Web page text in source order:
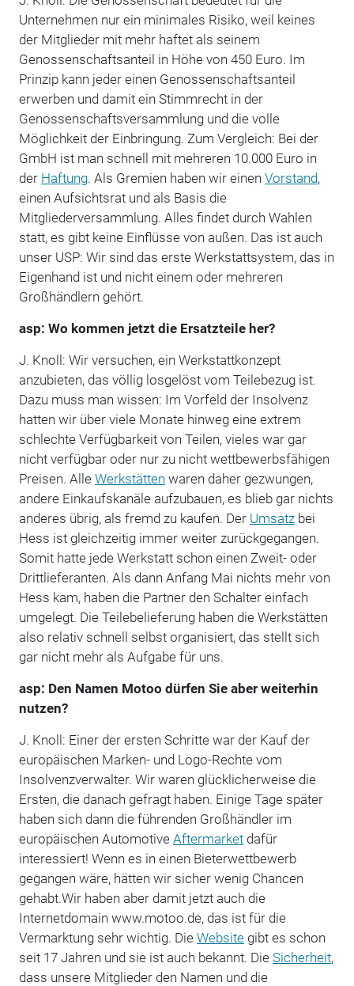
Unternehmen nur ein minimales Risiko, weil keines
der Mitglieder mit mehr haftet als seinem
Genossenschaftsanteil in Höhe von 450 Euro. Im
Prinzip kann jeder einen Genossenschaftsanteil
erwerben und damit ein Stimmrecht in der
Genossenschaftsversammlung und die volle
Möglichkeit der Einbringung. Zum Vergleich: Bei der
GmbH ist man schnell mit mehreren 10.000 Euro in
der Haftung. Als Gremien haben wir einen Vorstand,
einen Aufsichtsrat und als Basis die
Mitgliederversammlung. Alles findet durch Wahlen
statt, es gibt keine Einflüsse von außen. Das ist auch
unser USP: Wir sind das erste Werkstattsystem, das in
Eigenhand ist und nicht einem oder mehreren
Großhändlern gehört.
asp: Wo kommen jetzt die Ersatzteile her?
J. Knoll: Wir versuchen, ein Werkstattkonzept
anzubieten, das völlig losgelöst vom Teilebezug ist.
Dazu muss man wissen: Im Vorfeld der Insolvenz
hatten wir über viele Monate hinweg eine extrem
schlechte Verfügbarkeit von Teilen, vieles war gar
nicht verfügbar oder nur zu nicht wettbewerbsfähigen
Preisen. Alle Werkstätten waren daher gezwungen,
andere Einkaufskanäle aufzubauen, es blieb gar nichts
anderes übrig, als fremd zu kaufen. Der Umsatzbei
Hess ist gleichzeitig immer weiter zurückgegangen.
Somit hatte jede Werkstatt schon einen Zweit- oder
Drittlieferanten. Als dann Anfang Mai nichts mehr von
Hess kam, haben die Partner den Schalter einfach
umgelegt. Die Teilebelieferung haben die Werkstätten
also relativ schnell selbst organisiert, das stellt sich
gar nicht mehr als Aufgabe für uns.
asp: Den Namen Motoo dürfen Sie aber weiterhin
nutzen?
J. Knoll: Einer der ersten Schritte war der Kauf der
europäischen Marken- und Logo-Rechte vom
Insolvenzverwalter. Wir waren glücklicherweise die
Ersten, die danach gefragt haben. Einige Tage später
haben sich dann die führenden Großhändler im
europäischen Automotive Aftermarketdafür
interessiert! Wenn es in einen Bieterwettbewerb
gegangen wäre, hätten wir sicher wenig Chancen
gehabt.Wir haben aber damit jetzt auch die
Internetdomain www.motoo.de, das ist für die
Vermarktung sehr wichtig. Die Websitegibt es schon
seit 17 Jahren und sie ist auch bekannt. Die Sicherheit,
dass unsere Mitglieder den Namen und die